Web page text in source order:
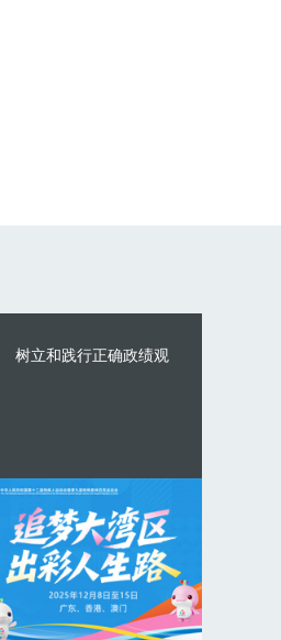
树立和践行正确政绩观